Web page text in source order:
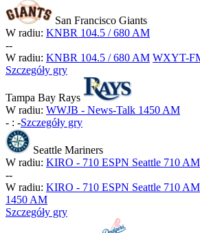
San Francisco Giants
W radiu: KNBR 104.5 / 680 AM
--
W radiu: KNBR 104.5 / 680 AM WXYT-
Szczegóły gry
Tampa Bay Rays
W radiu: WWJB - News-Talk 1450 AM
- : -Szczegóły gry
Seattle Mariners
W radiu: KIRO - 710 ESPN Seattle 710 AM
--
W radiu: KIRO - 710 ESPN Seattle 710 AM
1450 AM
Szczegóły gry